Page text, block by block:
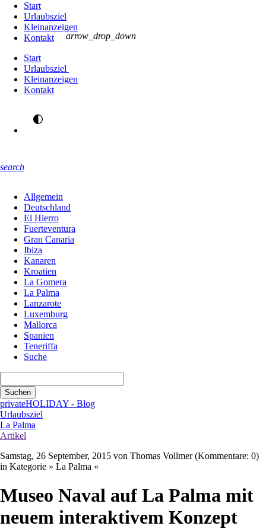
Start
Urlaubsziel
Kleinanzeigen
Kontakt
Start
Urlaubsziel
arrow_drop_down
Kleinanzeigen
Kontakt
search
Allgemein
Deutschland
El Hierro
Fuerteventura
Gran Canaria
Ibiza
Kanaren
Kroatien
La Gomera
La Palma
Lanzarote
Luxemburg
Mallorca
Spanien
Teneriffa
Suche
Suchen
privateHOLIDAY - Blog
Urlaubsziel
La Palma
Artikel
Samstag, 26 September, 2015 von Thomas Vollmer (Kommentare: 0)
in Kategorie » La Palma «
Museo Naval auf La Palma mit
neuem interaktivem Konzept